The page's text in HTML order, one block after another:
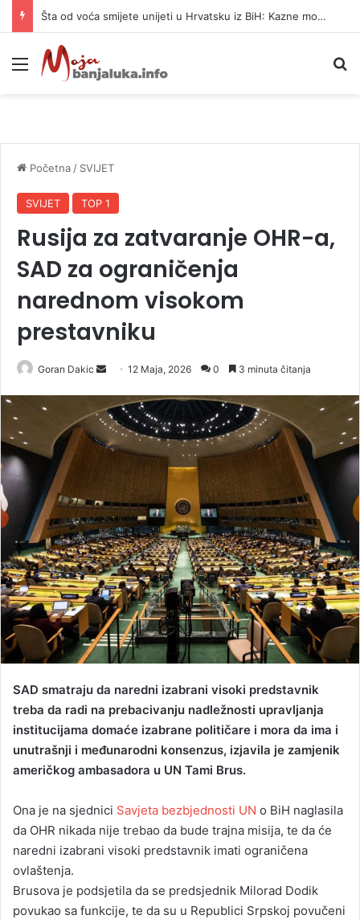
Šta od voća smijete unijeti u Hrvatsku iz BiH: Kazne mogu dostići 13.260 evra
Meni
Početna / SVIJET
SVIJET TOP 1
Rusija za zatvaranje OHR-a,
SAD za ograničenja
narednom visokom
prestavniku
Goran Dakic
n
d
a
m
a
i
l
12 Maja, 2026 0 3 minuta čitanja
SAD smatraju da naredni izabrani visoki predstavnik
treba da radi na prebacivanju nadležnosti upravljanja
institucijama domaće izabrane političare i mora da ima i
unutrašnji i međunarodni konsenzus, izjavila je zamjenik
američkog ambasadora u UN Tami Brus.
Ona je na sjednici Savjeta bezbjednosti UN o BiH naglasila
da OHR nikada nije trebao da bude trajna misija, te da će
naredni izabrani visoki predstavnik imati ograničena
ovlaštenja.
Brusova je podsjetila da se predsjednik Milorad Dodik
povukao sa funkcije, te da su u Republici Srpskoj povučeni